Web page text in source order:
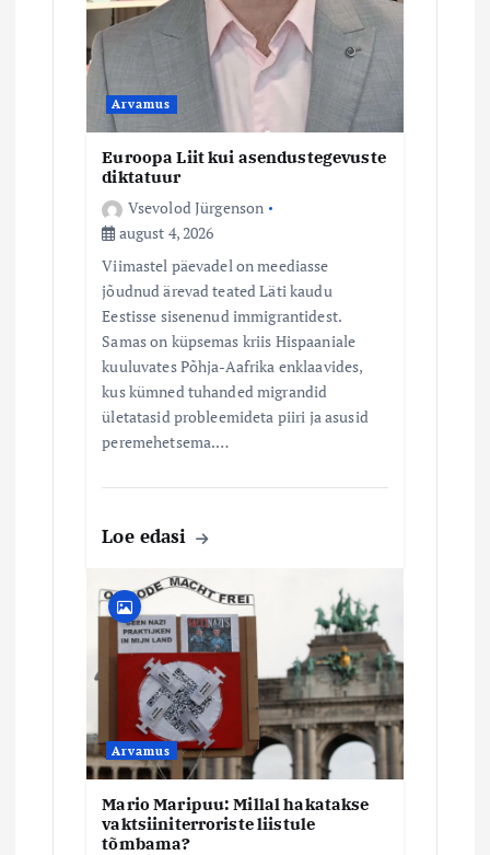
Arvamus
Euroopa Liit kui asendustegevuste
diktatuur
Vsevolod Jürgenson
august 4, 2026
Viimastel päevadel on meediasse
jõudnud ärevad teated Läti kaudu
Eestisse sisenenud immigrantidest.
Samas on küpsemas kriis Hispaaniale
kuuluvates Põhja-Aafrika enklaavides,
kus kümned tuhanded migrandid
ületatasid probleemideta piiri ja asusid
peremehetsema.…
Loe edasi
Arvamus
Mario Maripuu: Millal hakatakse
vaktsiiniterroriste liistule
tõmbama?